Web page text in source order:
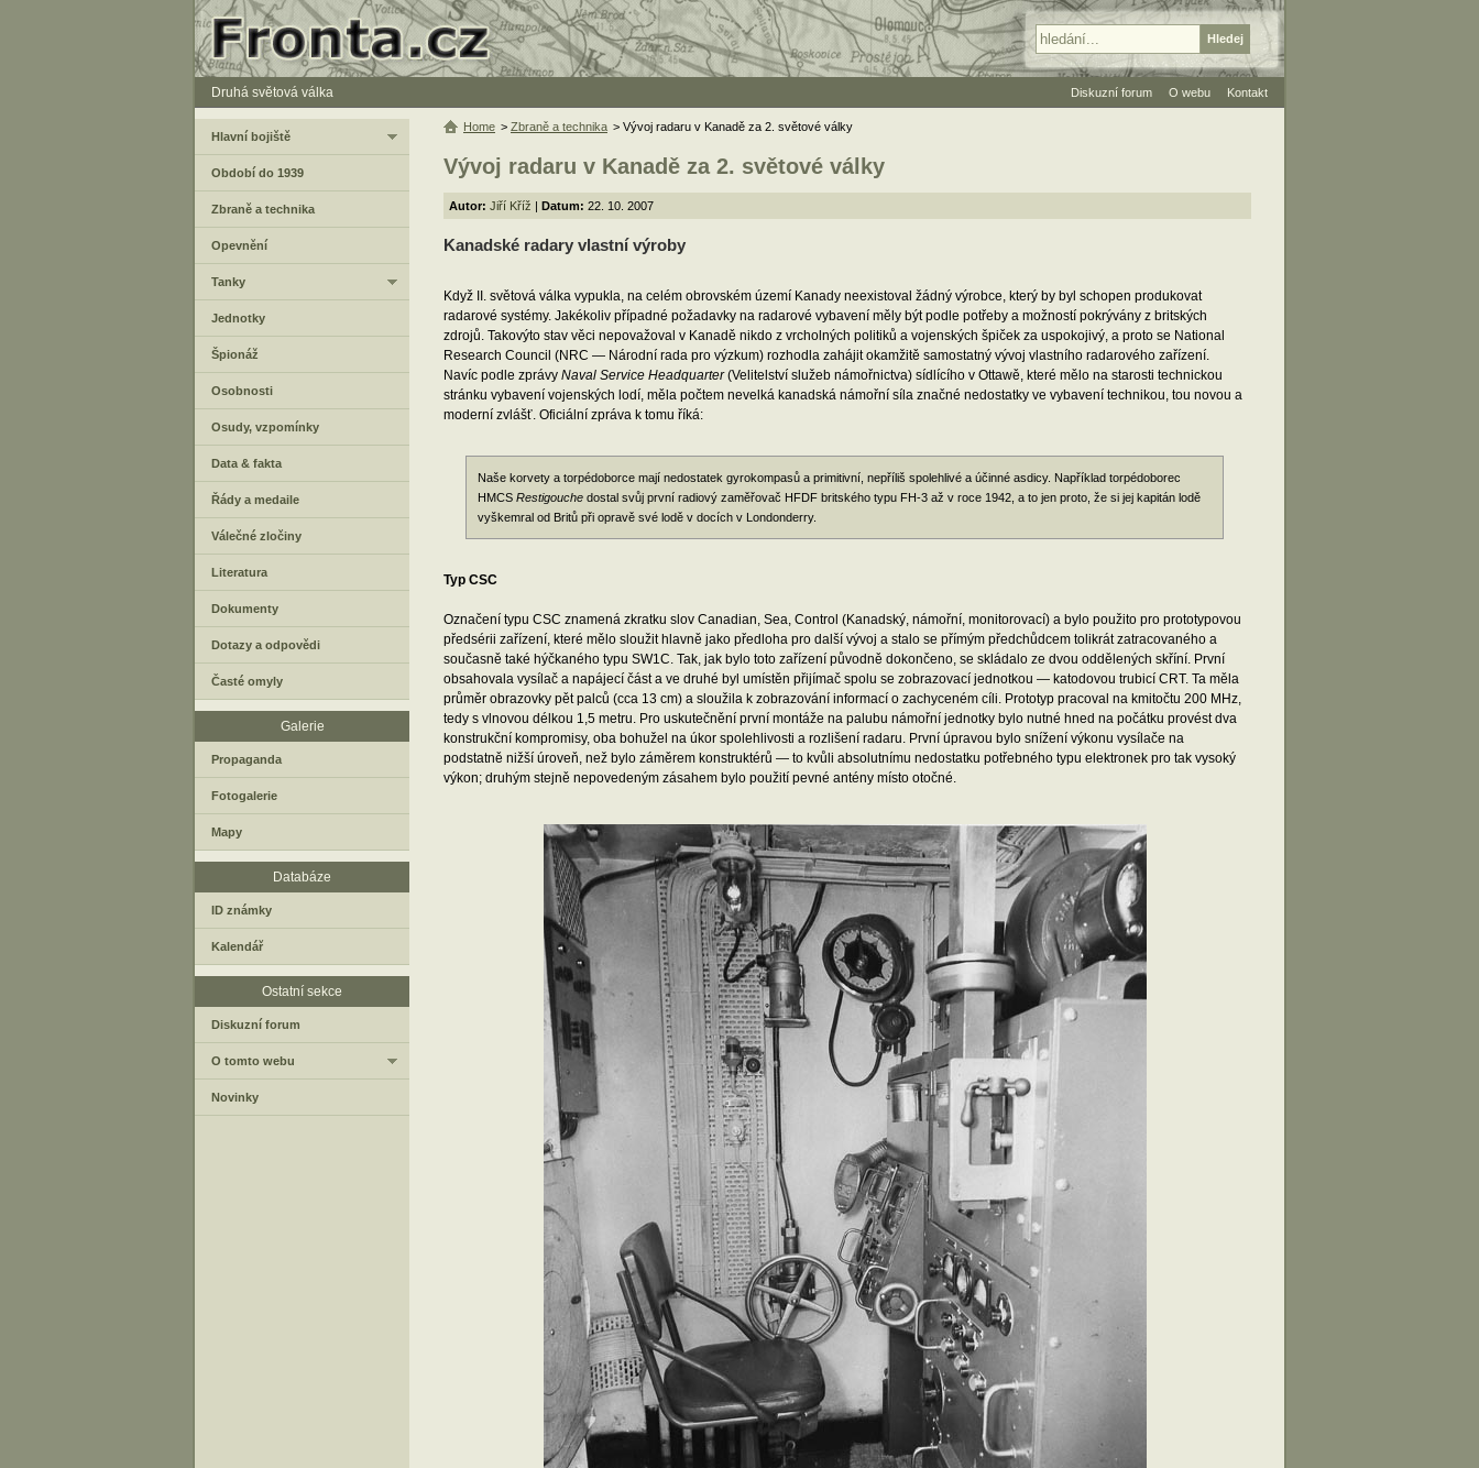
Druhá světová válka
Vývoj radaru v Kanadě za 2. světové války
Autor: Jiří Kříž | Datum: 22. 10. 2007
Kanadské radary vlastní výroby
Když II. světová válka vypukla, na celém obrovském území Kanady neexistoval žádný výrobce, který by byl schopen produkovat
radarové systémy. Jakékoliv případné požadavky na radarové vybavení měly být podle potřeby a možností pokrývány z britských
zdrojů. Takovýto stav věci nepovažoval v Kanadě nikdo z vrcholných politiků a vojenských špiček za uspokojivý, a proto se National
Research Council (NRC — Národní rada pro výzkum) rozhodla zahájit okamžitě samostatný vývoj vlastního radarového zařízení.
Navíc podle zprávy Naval Service Headquarter(Velitelství služeb námořnictva) sídlícího v Ottawě, které mělo na starosti technickou
stránku vybavení vojenských lodí, měla počtem nevelká kanadská námořní síla značné nedostatky ve vybavení technikou, tou novou a
moderní zvlášť. Oficiální zpráva k tomu říká:
Naše korvety a torpédoborce mají nedostatek gyrokompasů a primitivní, nepříliš spolehlivé a účinné asdicy. Například torpédoborec
HMCS Restigouche dostal svůj první radiový zaměřovač HFDF britského typu FH-3 až v roce 1942, a to jen proto, že si jej kapitán lodě
vyškemral od Britů při opravě své lodě v docích v Londonderry.
Typ CSC
Označení typu CSC znamená zkratku slov Canadian, Sea, Control (Kanadský, námořní, monitorovací) a bylo použito pro prototypovou
předsérii zařízení, které mělo sloužit hlavně jako předloha pro další vývoj a stalo se přímým předchůdcem tolikrát zatracovaného a
současně také hýčkaného typu SW1C. Tak, jak bylo toto zařízení původně dokončeno, se skládalo ze dvou oddělených skříní. První
obsahovala vysílač a napájecí část a ve druhé byl umístěn přijímač spolu se zobrazovací jednotkou — katodovou trubicí CRT. Ta měla
průměr obrazovky pět palců (cca 13 cm) a sloužila k zobrazování informací o zachyceném cíli. Prototyp pracoval na kmitočtu 200 MHz,
tedy s vlnovou délkou 1,5 metru. Pro uskutečnění první montáže na palubu námořní jednotky bylo nutné hned na počátku provést dva
konstrukční kompromisy, oba bohužel na úkor spolehlivosti a rozlišení radaru. První úpravou bylo snížení výkonu vysílače na
podstatně nižší úroveň, než bylo záměrem konstruktérů — to kvůli absolutnímu nedostatku potřebného typu elektronek pro tak vysoký
výkon; druhým stejně nepovedeným zásahem bylo použití pevné antény místo otočné.
Home > Zbraně a technika > Vývoj radaru v Kanadě za 2. světové války
Hlavní bojiště
Období do 1939
Zbraně a technika
Opevnění
Tanky
Jednotky
Špionáž
Osobnosti
Osudy, vzpomínky
Data & fakta
Řády a medaile
Válečné zločiny
Literatura
Dokumenty
Dotazy a odpovědi
Časté omyly
Galerie
Propaganda
Fotogalerie
Mapy
Databáze
ID známky
Kalendář
Ostatní sekce
Diskuzní forum
O tomto webu
Novinky
Diskuzní forum O webu Kontakt